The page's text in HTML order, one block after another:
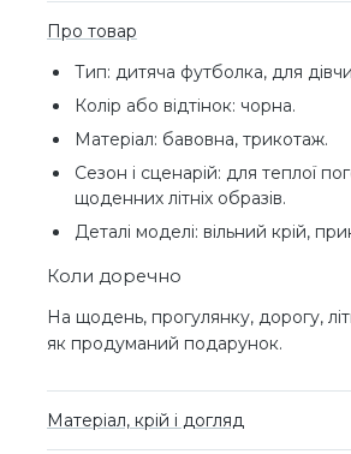
Про товар
Тип: дитяча футболка, для
Колір або відтінок: чорна.
Матеріал: бавовна, трикотаж.
Сезон і сценарій: для теплої
щоденних літніх образів.
Деталі моделі: вільний крій,
Коли доречно
На щодень, прогулянку, дорогу,
як продуманий подарунок.
Матеріал, крій і догляд